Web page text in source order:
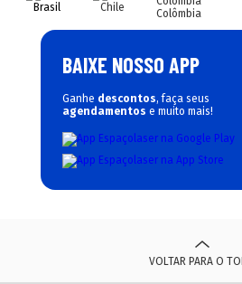
Brasil Chile Colômbia
BAIXE NOSSO APP
Ganhe descontos, faça seus
agendamentos e muito mais!
VOLTAR PARA O